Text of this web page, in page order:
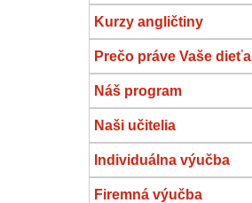
Kurzy angličtiny
Prečo práve Vaše dieťa
Náš program
Naši učitelia
Individuálna výučba
Firemná výučba